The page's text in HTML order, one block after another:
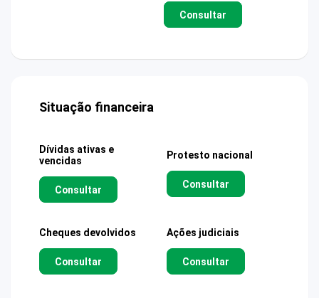
Consultar
Situação financeira
Dívidas ativas e
vencidas
Consultar
Protesto nacional
Consultar
Cheques devolvidos
Consultar
Ações judiciais
Consultar